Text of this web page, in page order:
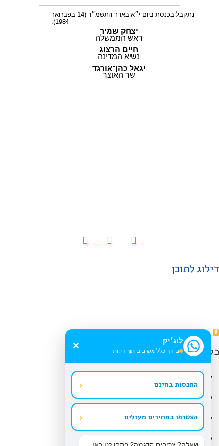
נתקבל בכנסת ביום י״א באדר התשמ״ד (14 בפברואר
1984).
יצחק שמיר
ראש הממשלה
יגאל כהן־אורגד
שר האוצר
חיים הרצוג
נשיא המדינה
דילוג לתוכן
פתח
נגישות
כלי נגישות
הגדל טקסט
הקטן טקסט
גווני אפור
ניגודיות גבוהה
לוג׳יק
בדרך כלל משיבים תוך דקות ×
התנסות בחינם ‹
הצטרפו במחירים מעולים ‹